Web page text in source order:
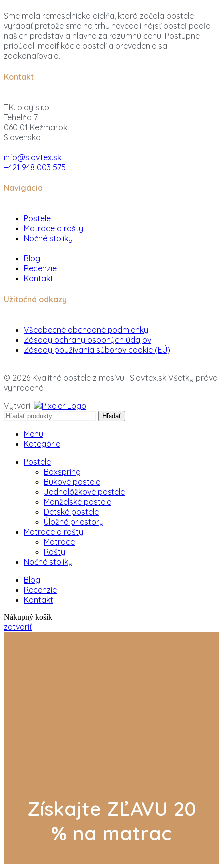
Sme malá remeselnícka dielňa, ktorá začala postele
vyrábať pretože sme na trhu nevedeli nájsť posteľ podľa
našich predstáv a hlavne za rozumnú cenu. Postupne
pribúdali modifikácie postelí a prevedenie sa
zdokonaľovalo.
Kontakt
T.K. play s.r.o.
Tehelňa 7
060 01 Kežmarok
Slovensko
info@slovtex.sk
+421 948 003 575
Navigácia
Postele
Matrace a rošty
Nočné stolíky
Blog
Recenzie
Kontakt
Užitočné odkazy
Všeobecné obchodné podmienky
Zásady ochrany osobných údajov
Zásady používania súborov cookie (EÚ)
© 2026 Kvalitné postele z masívu | Slovtex.sk Všetky práva
vyhradené
Vytvoril
Hľadať
Menu
Kategórie
Postele
Boxspring
Bukové postele
Jednolôžkové postele
Manželské postele
Detské postele
Úložné priestory
Matrace a rošty
Matrace
Rošty
Nočné stolíky
Blog
Recenzie
Kontakt
Nákupný košík
zatvoriť
Získajte ZĽAVU 20
% na matrac